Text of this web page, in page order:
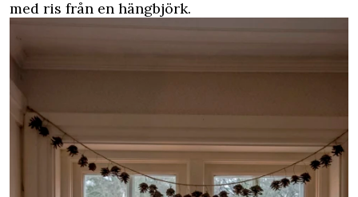
med ris från en hängbjörk.